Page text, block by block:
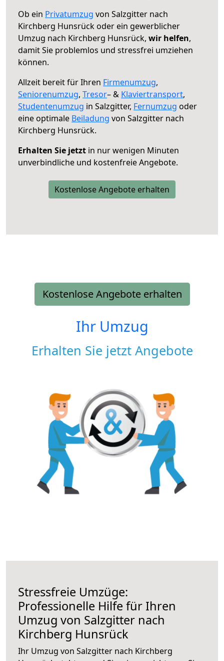
Ob ein Privatumzug von Salzgitter nach
Kirchberg Hunsrück oder ein gewerblicher
Umzug nach Kirchberg Hunsrück, wir helfen,
damit Sie problemlos und stressfrei umziehen
können.
Allzeit bereit für Ihren Firmenumzug,
Seniorenumzug, Tresor– & Klaviertransport,
Studentenumzug in Salzgitter, Fernumzug oder
eine optimale Beiladung von Salzgitter nach
Kirchberg Hunsrück.
Erhalten Sie jetzt in nur wenigen Minuten
unverbindliche und kostenfreie Angebote.
Kostenlose Angebote erhalten
Kostenlose Angebote erhalten
Ihr Umzug
Erhalten Sie jetzt Angebote
Stressfreie Umzüge:
Professionelle Hilfe für Ihren
Umzug von Salzgitter nach
Kirchberg Hunsrück
Ihr Umzug von Salzgitter nach Kirchberg